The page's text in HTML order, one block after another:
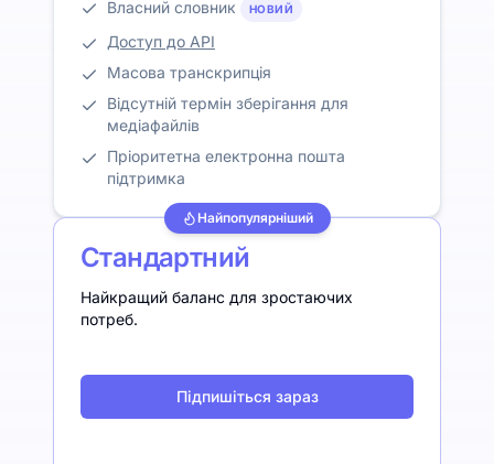
Власний словник
НОВИЙ
Доступ до API
Масова транскрипція
Відсутній термін зберігання для
медіафайлів
Пріоритетна електронна пошта
підтримка
Найпопулярніший
Стандартний
Найкращий баланс для зростаючих
потреб.
Підпишіться зараз